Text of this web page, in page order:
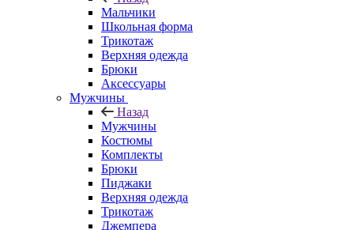
Мальчики
Школьная форма
Трикотаж
Верхняя одежда
Брюки
Аксессуары
Мужчины
Назад
Мужчины
Костюмы
Комплекты
Брюки
Пиджаки
Верхняя одежда
Трикотаж
Джемпера